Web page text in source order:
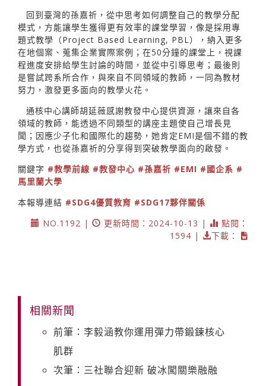
回到臺灣的孫嘉祈，從中思考如何調整自己的教學分配
模式，方能讓學生獲得更有效率的課堂學習，像是採用專
題式教學（Project Based Learning, PBL），納入更多
在地個案、蒐集企業實際案例；在50分鐘的課堂上，視課
程進度安排給學生討論的時間，並從中引導思考；最後則
是嘗試跨系所合作，與來自不同領域的教師，一同為教材
努力，激發更多面向的教學火花。
通核中心講師胡延薇感謝教發中心提供資源，讓來自各
領域的教師，能透過不同類型的講座主題使自己增長見
聞；因應少子化和國際化的趨勢，她肯定EMI是個不錯的教
學方式，也從孫嘉祈的分享得到突破教學面向的啟發。
關鍵字 #教學前線 #教發中心 #孫嘉祈 #EMI #國企系 #
馬里蘭大學
本報導連結 #SDG4優質教育 #SDG17夥伴關係
NO.1192 |
更新時間：2024-10-13 |
點閱：
1594 |
下載：
相關新聞
前筆：李毅涵教你運用彈力帶鍛鍊核心
肌群
次筆：三社聯合迎新 破冰闖關樂融融